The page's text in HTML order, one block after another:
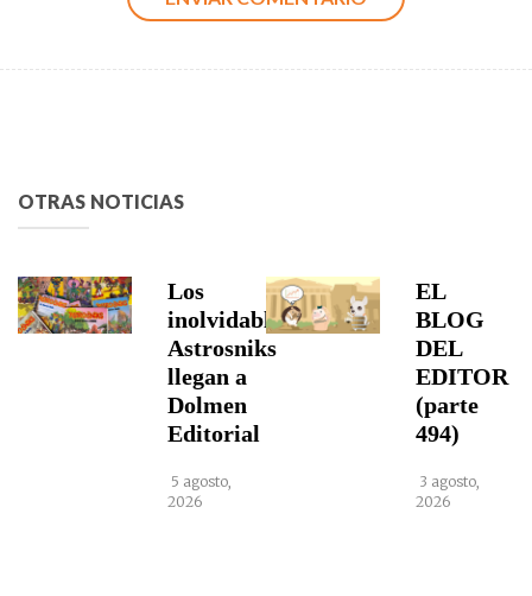
OTRAS NOTICIAS
Los
inolvidables
Astrosniks
llegan a
Dolmen
Editorial
5 agosto,
2026
EL
BLOG
DEL
EDITOR
(parte
494)
3 agosto,
2026